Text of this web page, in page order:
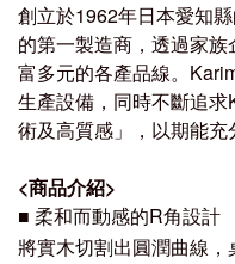
創立於1962年日本愛知
的第一製造商，透過家
富多元的各產品線。
生產設備，同時不斷追
術及高質感」，以期能充
<商品介紹>
■ 柔和而動感的R角設計
將實木切割出圓潤曲線